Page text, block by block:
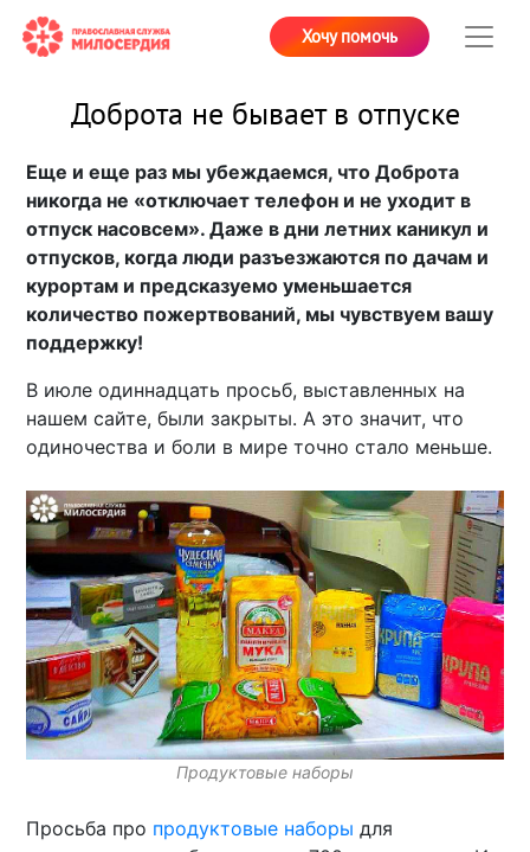
Хочу помочь
Доброта не бывает в отпуске
Еще и еще раз мы убеждаемся, что Доброта
никогда не «отключает телефон и не уходит в
отпуск насовсем». Даже в дни летних каникул и
отпусков, когда люди разъезжаются по дачам и
курортам и предсказуемо уменьшается
количество пожертвований, мы чувствуем вашу
поддержку!
В июле одиннадцать просьб, выставленных на
нашем сайте, были закрыты. А это значит, что
одиночества и боли в мире точно стало меньше.
Продуктовые наборы
Просьба про продуктовые наборы для